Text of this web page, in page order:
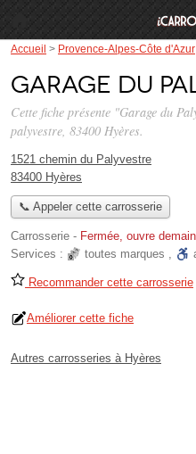
Accueil > Provence-Alpes-Côte d'Azur
Garage du
Cette fiche présente "Garage du
palyvestre, 83400 Hyères.
1521 chemin du Palyvestre
83400 Hyères
📞 Appeler cette carrosserie
Carrosserie - Fermée, ouvre
Services :
toutes marques ,
Recommander cette carrosserie
Améliorer cette fiche
Autres carrosseries à Hyères